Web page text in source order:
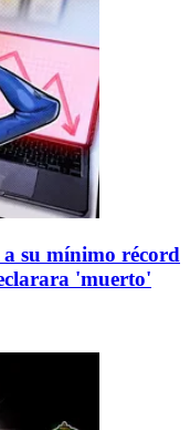
su mínimo récord
'muerto'